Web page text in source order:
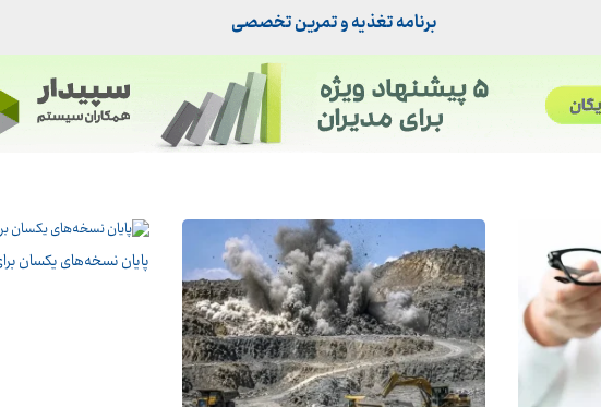
برنامه تغذیه و تمرین تخصصی
پایان نسخه‌های یکسان